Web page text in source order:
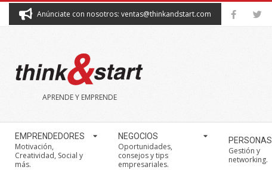
Anúnciate con nosotros: ventas@thinkandstart.com
THINK&START
APRENDE Y EMPRENDE
Navigation
Menu
EMPRENDEDORES
Motivación,
Creatividad, Social y
más.
NEGOCIOS
Oportunidades,
consejos y tips
empresariales.
PERSONAS
Gestión y
networking.